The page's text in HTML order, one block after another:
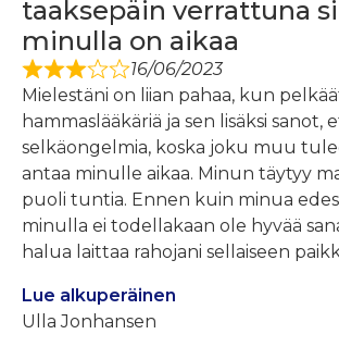
taaksepäin verrattuna
minulla on aikaa
16/06/2023
Mielestäni on liian pahaa, kun
hammaslääkäriä ja sen lisäksi sanot,
selkäongelmia, koska joku muu
antaa minulle aikaa. Minun täytyy
puoli tuntia. Ennen kuin minua
minulla ei todellakaan ole hyvää
halua laittaa rahojani sellaiseen
Lue alkuperäinen
Ulla Jonhansen